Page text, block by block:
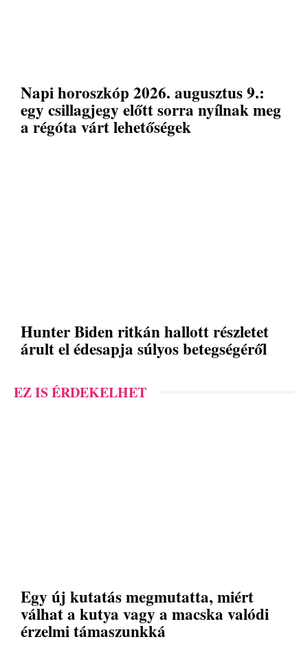
Napi horoszkóp 2026. augusztus 9.:
egy csillagjegy előtt sorra nyílnak meg
a régóta várt lehetőségek
Hunter Biden ritkán hallott részletet
árult el édesapja súlyos betegségéről
EZ IS ÉRDEKELHET
Egy új kutatás megmutatta, miért
válhat a kutya vagy a macska valódi
érzelmi támaszunkká